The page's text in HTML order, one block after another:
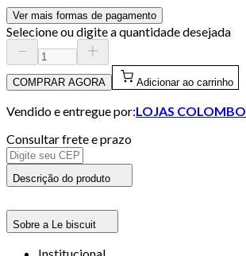
Ver mais formas de pagamento
Selecione ou digite a quantidade desejada
COMPRAR AGORA Adicionar ao carrinho
Vendido e entregue por:LOJAS COLOMBO
Consultar frete e prazo
Descrição do produto
Sobre a Le biscuit